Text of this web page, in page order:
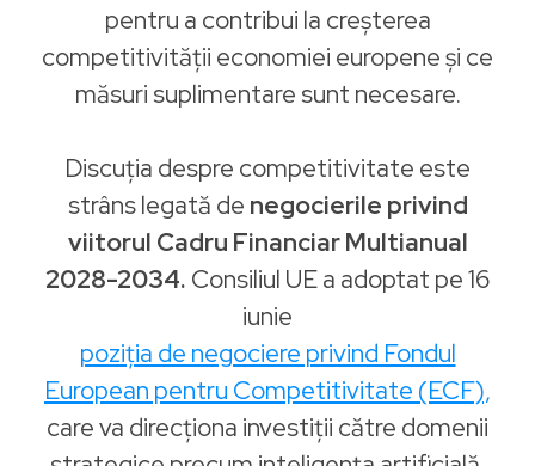
pentru a contribui la creșterea
competitivității economiei europene și ce
măsuri suplimentare sunt necesare.
Discuția despre competitivitate este
strâns legată de negocierile privind
viitorul Cadru Financiar Multianual
2028-2034. Consiliul UE a adoptat pe 16
iunie
poziția de negociere privind Fondul
European pentru Competitivitate (ECF),
care va direcționa investiții către domenii